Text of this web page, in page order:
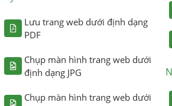
Lưu trang web dưới định dạng
PDF
Chụp màn hình trang web dưới
định dạng JPG
Chụp màn hình trang web dưới